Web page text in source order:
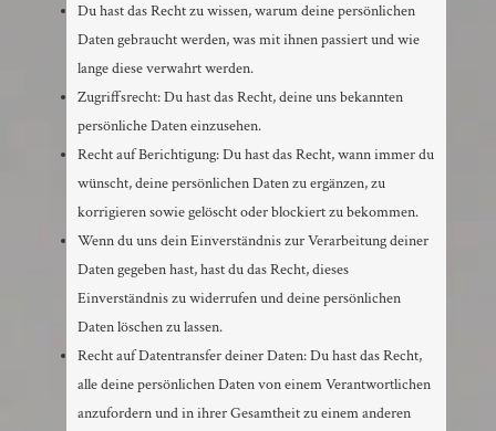
Du hast das Recht zu wissen, warum deine persönlichen
Daten gebraucht werden, was mit ihnen passiert und wie
lange diese verwahrt werden.
Zugriffsrecht: Du hast das Recht, deine uns bekannten
persönliche Daten einzusehen.
Recht auf Berichtigung: Du hast das Recht, wann immer du
wünscht, deine persönlichen Daten zu ergänzen, zu
korrigieren sowie gelöscht oder blockiert zu bekommen.
Wenn du uns dein Einverständnis zur Verarbeitung deiner
Daten gegeben hast, hast du das Recht, dieses
Einverständnis zu widerrufen und deine persönlichen
Daten löschen zu lassen.
Recht auf Datentransfer deiner Daten: Du hast das Recht,
alle deine persönlichen Daten von einem Verantwortlichen
anzufordern und in ihrer Gesamtheit zu einem anderen